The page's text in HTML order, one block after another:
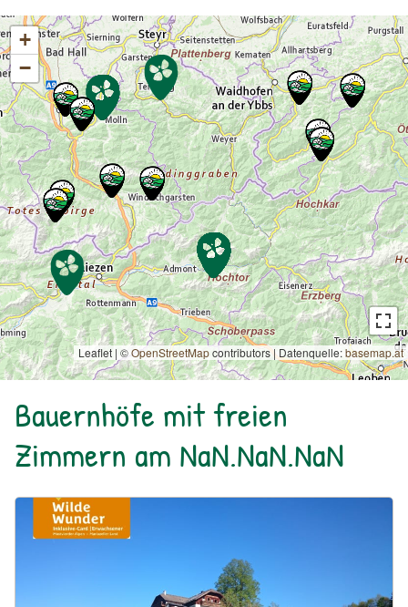
+
−
Leaflet | ©OpenStreetMapcontributors | Datenquelle:basemap.at
Bauernhöfe mit freien
Zimmern am NaN.NaN.NaN
Urlaub am Bauernhof: Bio Bauernhof Kurzeck